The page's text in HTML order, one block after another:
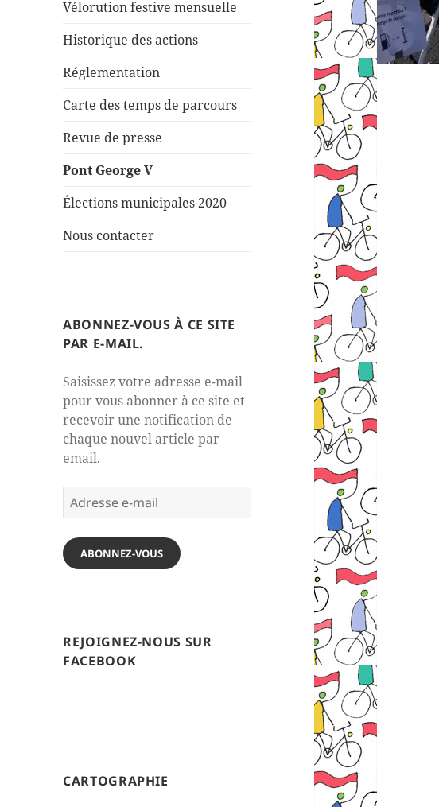
Vélorution festive mensuelle
Historique des actions
Réglementation
Carte des temps de parcours
Revue de presse
Pont George V
Élections municipales 2020
Nous contacter
ABONNEZ-VOUS À CE SITE
PAR E-MAIL.
Saisissez votre adresse e-mail
pour vous abonner à ce site et
recevoir une notification de
chaque nouvel article par
email.
Adresse
e-
mail
ABONNEZ-VOUS
REJOIGNEZ-NOUS SUR
FACEBOOK
CARTOGRAPHIE